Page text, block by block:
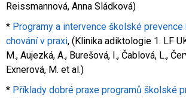
Reissmannová, Anna Sládková)
* Programy a intervence školské
chování v praxi, (Klinika adiktologie 1. LF
M., Aujezká, A., Burešová, I., Čablová, L.,
Exnerová, M. et al.)
* Příklady dobré praxe programů školské